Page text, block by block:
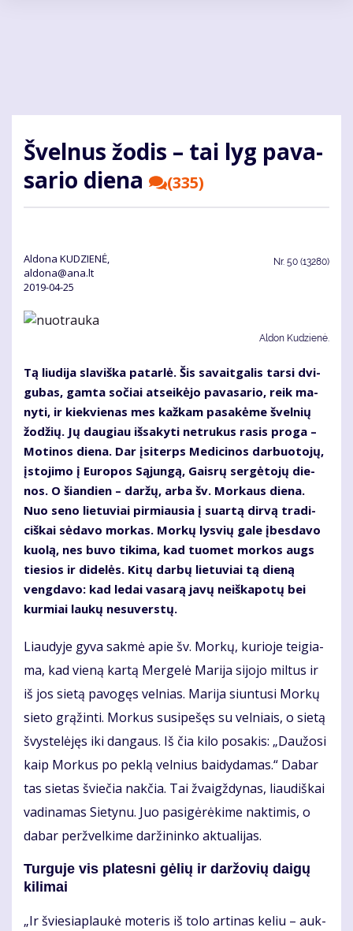
Švel­nus žo­dis – tai lyg pa­va­
sa­rio die­na
(335)
Aldona KUDZIENĖ,
aldona@ana.lt
2019-04-25
Nr. 50 (13280)
Aldon Kudzienė.
Tą liu­di­ja sla­viš­ka pa­tar­lė. Šis sa­vait­ga­lis tar­si dvi­
gu­bas, gam­ta so­čiai at­sei­kė­jo pa­va­sa­rio, reik ma­
ny­ti, ir kiek­vie­nas mes kaž­kam pa­sa­kė­me švel­nių
žo­džių. Jų dau­giau iš­sa­ky­ti ne­tru­kus ra­sis pro­ga –
Mo­ti­nos die­na. Dar įsi­terps Me­di­ci­nos dar­buo­to­jų,
įsto­ji­mo į Eu­ro­pos Są­jun­gą, Gais­rų ser­gė­to­jų die­
nos. O šian­dien – dar­žų, ar­ba šv. Mor­kaus die­na.
Nuo se­no lie­tu­viai pir­miau­sia į su­ar­tą dir­vą tra­di­
ciš­kai sė­da­vo mor­kas. Mor­kų lys­vių ga­le įbes­da­vo
kuo­lą, nes bu­vo ti­ki­ma, kad tuo­met mor­kos augs
tie­sios ir di­de­lės. Ki­tų dar­bų lie­tu­viai tą die­ną
veng­da­vo: kad le­dai va­sa­rą ja­vų ne­iš­ka­po­tų bei
kur­miai lau­kų ne­su­vers­tų.
Liau­dy­je gy­va sak­mė apie šv. Mor­kų, ku­rio­je tei­gia­
ma, kad vie­ną kar­tą Mer­ge­lė Ma­ri­ja si­jo­jo mil­tus ir
iš jos sie­tą pa­vo­gęs vel­nias. Ma­ri­ja siun­tu­si Mor­kų
sie­to grą­žin­ti. Mor­kus su­si­pe­šęs su vel­niais, o sie­tą
švys­te­lė­jęs iki dan­gaus. Iš čia ki­lo po­sa­kis: „Dau­žo­si
kaip Mor­kus po pek­lą vel­nius bai­dy­da­mas.“ Da­bar
tas sie­tas švie­čia nak­čia. Tai žvaigž­dy­nas, liau­diš­kai
va­di­na­mas Sie­ty­nu. Juo pa­si­gė­rė­ki­me nak­ti­mis, o
da­bar per­žvel­ki­me dar­ži­nin­ko ak­tu­a­li­jas.
Tur­gu­je vis pla­tes­ni gė­lių ir dar­žo­vių dai­gų
ki­li­mai
„Ir švie­siap­lau­kė mo­te­ris iš to­lo ar­ti­nas ke­liu – auk­